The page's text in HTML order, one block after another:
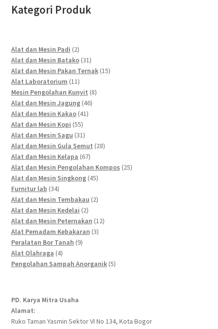
Kategori Produk
Alat dan Mesin Padi 22
products
Alat dan Mesin Batako 3131
products
Alat dan Mesin Pakan Ternak 1515
Alat Laboratorium 1111
products
Mesin Pengolahan Kunyit 88
Alat dan Mesin Jagung 4646
Alat dan Mesin Kakao 4141
Alat dan Mesin Kopi 5555
products
Alat dan Mesin Sagu 3131
products
Alat dan Mesin Gula Semut 2828
Alat dan Mesin Kelapa 6767
products
Alat dan Mesin Pengolahan Kompos 2525
Alat dan Mesin Singkong 4545
Furnitur lab 3434
products
Alat dan Mesin Tembakau 22
Alat dan Mesin Kedelai 22
products
Alat dan Mesin Peternakan 1212
Alat Pemadam Kebakaran 33
Peralatan Bor Tanah 99
Alat Olahraga 44
products
Pengolahan Sampah Anorganik 55
PD. Karya Mitra Usaha
Alamat:
Ruko Taman Yasmin Sektor VI No 134, Kota Bogor